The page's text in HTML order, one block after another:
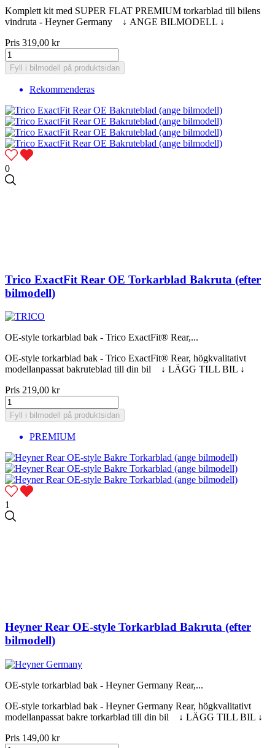
Komplett kit med SUPER FLAT PREMIUM torkarblad till bilens
vindruta - Heyner Germany ↓ ANGE BILMODELL ↓
Pris 319,00 kr
Fyll i bilmodell på produktsidan
Rekommenderas
0
Trico ExactFit Rear OE Torkarblad Bakruta (efter
bilmodell)
OE-style torkarblad bak - Trico ExactFit® Rear,...
OE-style torkarblad bak - Trico ExactFit® Rear, högkvalitativt
modellanpassat bakruteblad till din bil ↓ LÄGG TILL BIL ↓
Pris 219,00 kr
Fyll i bilmodell på produktsidan
PREMIUM
1
Heyner Rear OE-style Torkarblad Bakruta (efter
bilmodell)
OE-style torkarblad bak - Heyner Germany Rear,...
OE-style torkarblad bak - Heyner Germany Rear, högkvalitativt
modellanpassat bakre torkarblad till din bil ↓ LÄGG TILL BIL ↓
Pris 149,00 kr